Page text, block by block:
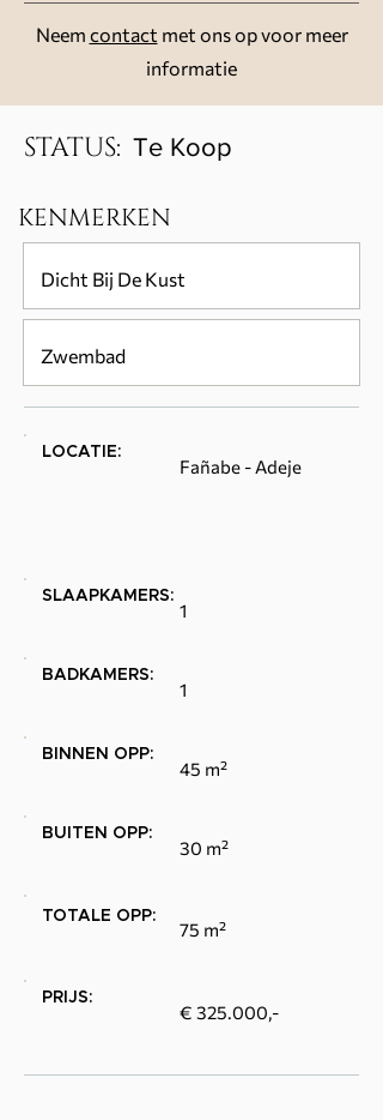
Neem contact met ons op voor meer
informatie
STATUS: Te Koop
KENMERKEN
Dicht Bij De Kust
Zwembad
LOCATIE:
Fañabe - Adeje
SLAAPKAMERS:
1
BADKAMERS:
1
BINNEN OPP:
45 m²
BUITEN OPP:
30 m²
TOTALE OPP:
75 m²
PRIJS:
€ 325.000,-